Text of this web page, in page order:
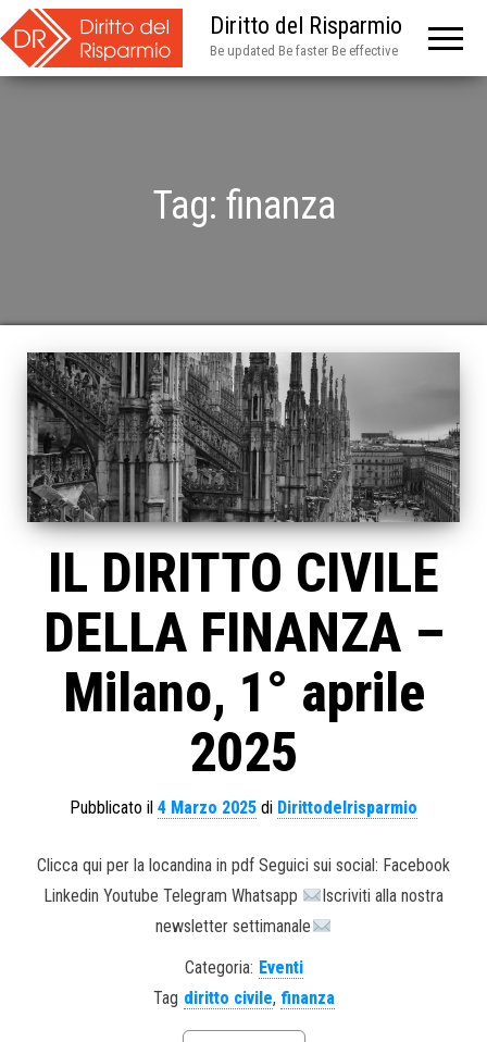
Diritto del Risparmio
Be updated Be faster Be effective
Tag: finanza
IL DIRITTO CIVILE
DELLA FINANZA –
Milano, 1° aprile
2025
Pubblicato il 4 Marzo 2025 di Dirittodelrisparmio
Clicca qui per la locandina in pdf Seguici sui social: Facebook
Linkedin Youtube Telegram Whatsapp
Iscriviti alla nostra
newsletter settimanale
Categoria: Eventi
Tag diritto civile, finanza